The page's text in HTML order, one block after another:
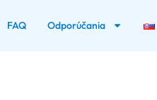
FAQ Odporúčania